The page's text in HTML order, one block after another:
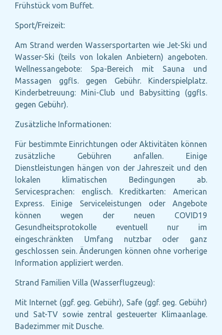
Frühstück vom Buffet.
Sport/Freizeit:
Am Strand werden Wassersportarten wie Jet-Ski und
Wasser-Ski (teils von lokalen Anbietern) angeboten.
Wellnessangebote: Spa-Bereich mit Sauna und
Massagen ggfls. gegen Gebühr. Kinderspielplatz.
Kinderbetreuung: Mini-Club und Babysitting (ggfls.
gegen Gebühr).
Zusätzliche Informationen:
Für bestimmte Einrichtungen oder Aktivitäten können
zusätzliche Gebühren anfallen. Einige
Dienstleistungen hängen von der Jahreszeit und den
lokalen klimatischen Bedingungen ab.
Servicesprachen: englisch. Kreditkarten: American
Express. Einige Serviceleistungen oder Angebote
können wegen der neuen COVID19
Gesundheitsprotokolle eventuell nur im
eingeschränkten Umfang nutzbar oder ganz
geschlossen sein. Änderungen können ohne vorherige
Information appliziert werden.
Strand Familien Villa (Wasserflugzeug):
Mit Internet (ggf. geg. Gebühr), Safe (ggf. geg. Gebühr)
und Sat-TV sowie zentral gesteuerter Klimaanlage.
Badezimmer mit Dusche.